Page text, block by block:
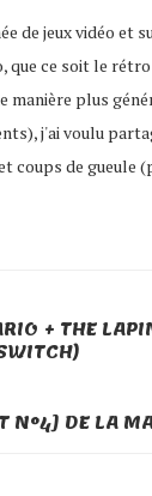
de jeux vidéo et
que ce soit le rétro
manière plus
j'ai voulu
coups de gueule
+ THE
N°4] DE LA